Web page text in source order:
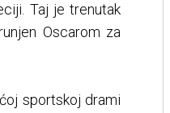
Taj je trenutak
Oscarom za
sportskoj drami